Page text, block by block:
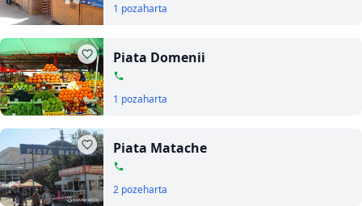
1 pozaharta
Piata Domenii
1 pozaharta
Piata Matache
2 pozeharta